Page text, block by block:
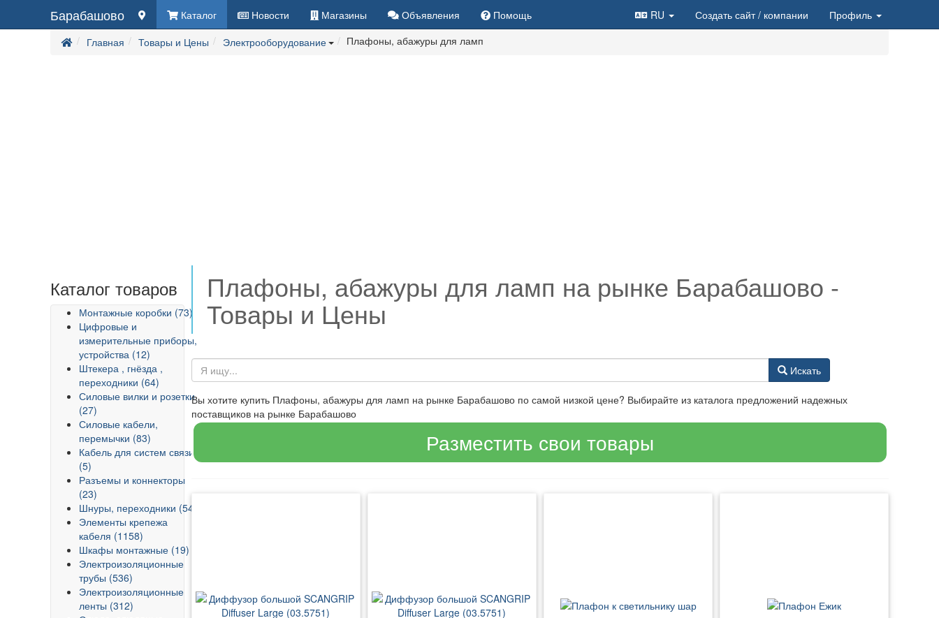
Барабашово Каталог Новости Магазины Объявления Помощь RU Создать сайт/ компании
Профиль
Главная
Товары и Цены Электрооборудование Плафоны, абажуры для ламп
Каталог товаров
Монтажные коробки (73)
Цифровые и
измерительные приборы,
устройства (12)
Штекера , гнёзда ,
переходники (64)
Силовые вилки и розетки
(27)
Силовые кабели,
перемычки (83)
Кабель для систем связи
(5)
Разъемы и коннекторы
(23)
Шнуры, переходники (54)
Элементы крепежа
кабеля (1158)
Шкафы монтажные (19)
Электроизоляционные
трубы (536)
Электроизоляционные
ленты (312)
Плафоны, абажуры для ламп на рынке Барабашово -
Товары и Цены
Искать
Вы хотите купить Плафоны, абажуры для ламп на рынке Барабашово по самой низкой цене? Выбирайте из каталога предложений надежных
поставщиков на рынке Барабашово
Разместить свои товары